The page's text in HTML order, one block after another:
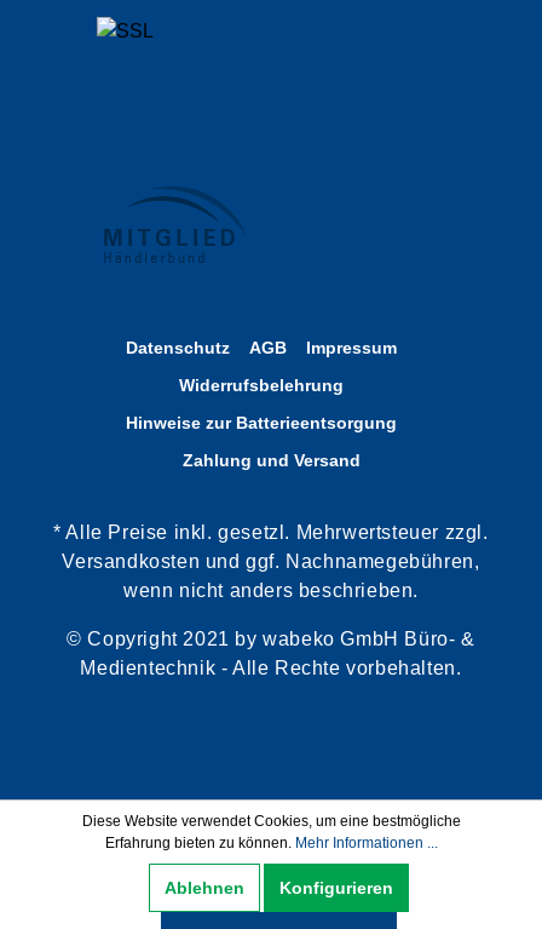
Datenschutz AGB
Impressum
Widerrufsbelehrung
Hinweise zur Batterieentsorgung
Zahlung und Versand
* Alle Preise inkl. gesetzl. Mehrwertsteuer zzgl.
Versandkosten und ggf. Nachnamegebühren,
wenn nicht anders beschrieben.
© Copyright 2021 by wabeko GmbH Büro- &
Medientechnik - Alle Rechte vorbehalten.
Diese Website verwendet Cookies, um eine bestmögliche
Erfahrung bieten zu können. Mehr Informationen ...
Ablehnen Konfigurieren